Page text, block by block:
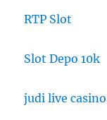
RTP Slot
Slot Depo 10k
judi live casino